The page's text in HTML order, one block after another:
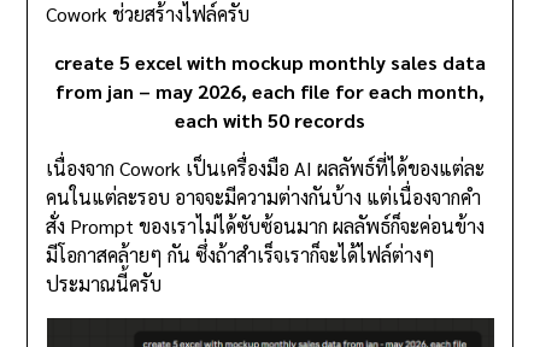
Cowork ช่วยสร้างไฟล์ครับ
create 5 excel with mockup monthly sales data
from jan – may 2026, each file for each month,
each with 50 records
เนื่องจาก Cowork เป็นเครื่องมือ AI ผลลัพธ์ที่ได้ของแต่ละ
คนในแต่ละรอบ อาจจะมีความต่างกันบ้าง แต่เนื่องจากคำ
สั่ง Prompt ของเราไม่ได้ซับซ้อนมาก ผลลัพธ์ก็จะค่อนข้าง
มีโอกาสคล้ายๆ กัน ซึ่งถ้าสำเร็จเราก็จะได้ไฟล์ต่างๆ
ประมาณนี้ครับ